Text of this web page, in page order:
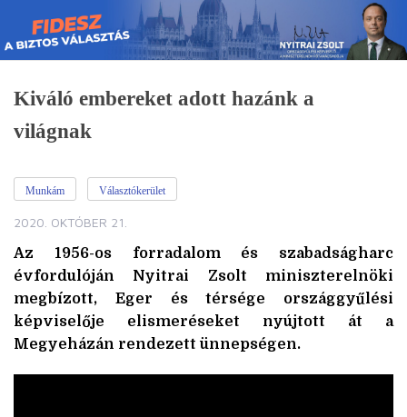
Skip
to
content
Kiváló embereket adott hazánk a
világnak
Munkám Választókerület
2020. OKTÓBER 21.
Az 1956-os forradalom és szabadságharc
évfordulóján Nyitrai Zsolt miniszterelnöki
megbízott, Eger és térsége országgyűlési
képviselője elismeréseket nyújtott át a
Megyeházán rendezett ünnepségen.